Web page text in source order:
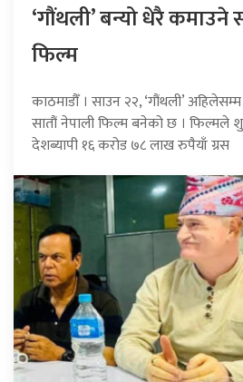
‘गौंथली’ बन्यो धेरै कमाउने
फिल्म
काठमाडौँ । साउन २२, ‘गौंथली’
सातौं नेपाली फिल्म बनेको छ । फिल्मले
देशब्यापी १६ करोड ७८ लाख रुपैयाँ ग्रस